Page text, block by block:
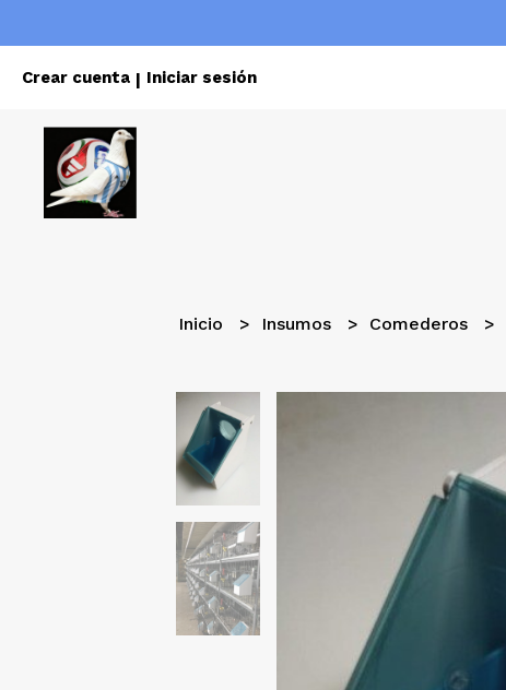
Crear cuenta | Iniciar sesión
Inicio Insumos Comederos